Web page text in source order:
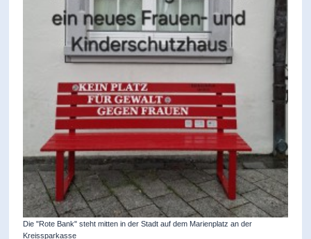
Die "Rote Bank" steht mitten in der Stadt auf dem Marienplatz an der
Kreissparkasse